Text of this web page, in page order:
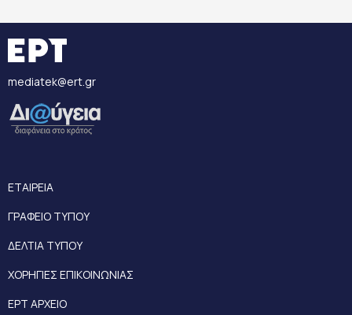
mediatek@ert.gr
ΕΤΑΙΡΕΙΑ
ΓΡΑΦΕΙΟ ΤΥΠΟΥ
ΔΕΛΤΙΑ ΤΥΠΟΥ
ΧΟΡΗΓΙΕΣ ΕΠΙΚΟΙΝΩΝΙΑΣ
ΕΡΤ ΑΡΧΕΙΟ